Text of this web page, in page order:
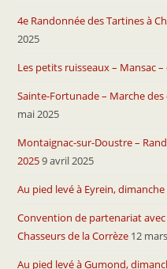
4e Randonnée des Tartines à
2025
Les petits ruisseaux – Mansac
Sainte-Fortunade – Marche
mai 2025
Montaignac-sur-Doustre –
20259 avril 2025
Au pied levé à Eyrein,
Convention de partenariat
Chasseurs de la Corrèze 12
Au pied levé à Gumond,